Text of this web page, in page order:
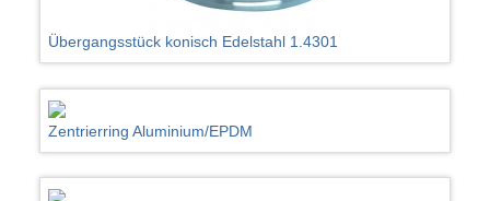
Übergangsstück konisch Edelstahl 1.4301
Zentrierring Aluminium/EPDM